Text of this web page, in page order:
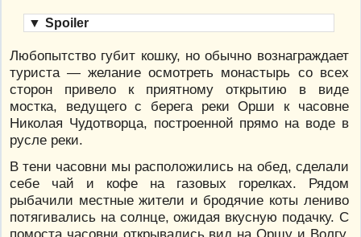
▼ Spoiler
Любопытство губит кошку, но обычно вознаграждает
туриста — желание осмотреть монастырь со всех
сторон привело к приятному открытию в виде
мостка, ведущего с берега реки Орши к часовне
Николая Чудотворца, построенной прямо на воде в
русле реки.
В тени часовни мы расположились на обед, сделали
себе чай и кофе на газовых горелках. Рядом
рыбачили местные жители и бродячие коты лениво
потягивались на солнце, ожидая вкусную подачку. С